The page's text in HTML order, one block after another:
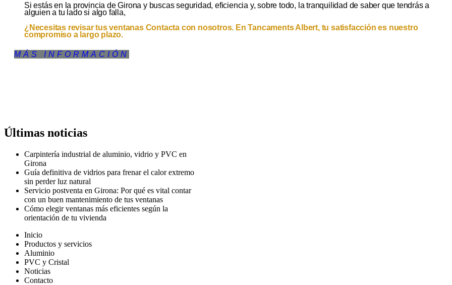
Si estás en la provincia de Girona y buscas seguridad, eficiencia y, sobre todo, la tranquilidad de saber que tendrás a
alguien a tu lado si algo falla,
¿Necesitas revisar tus ventanas Contacta con nosotros. En Tancaments Albert, tu satisfacción es nuestro
compromiso a largo plazo.
MÁS INFORMACIÓN
Últimas noticias
Carpintería industrial de aluminio, vidrio y PVC en
Girona
Guía definitiva de vidrios para frenar el calor extremo
sin perder luz natural
Servicio postventa en Girona: Por qué es vital contar
con un buen mantenimiento de tus ventanas
Cómo elegir ventanas más eficientes según la
orientación de tu vivienda
Inicio
Productos y servicios
Aluminio
PVC y Cristal
Noticias
Contacto